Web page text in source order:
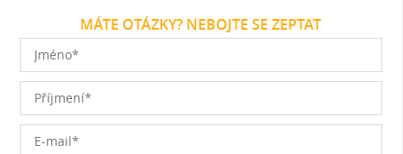
MÁTE OTÁZKY? NEBOJTE SE ZEPTAT